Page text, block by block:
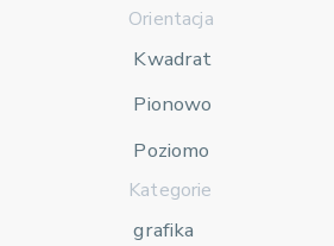
Orientacja
Kwadrat
Pionowo
Poziomo
Kategorie
grafika